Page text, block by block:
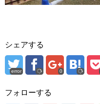
シェアする
error 0
フォローする